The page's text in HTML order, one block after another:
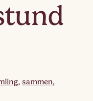
, sammen,